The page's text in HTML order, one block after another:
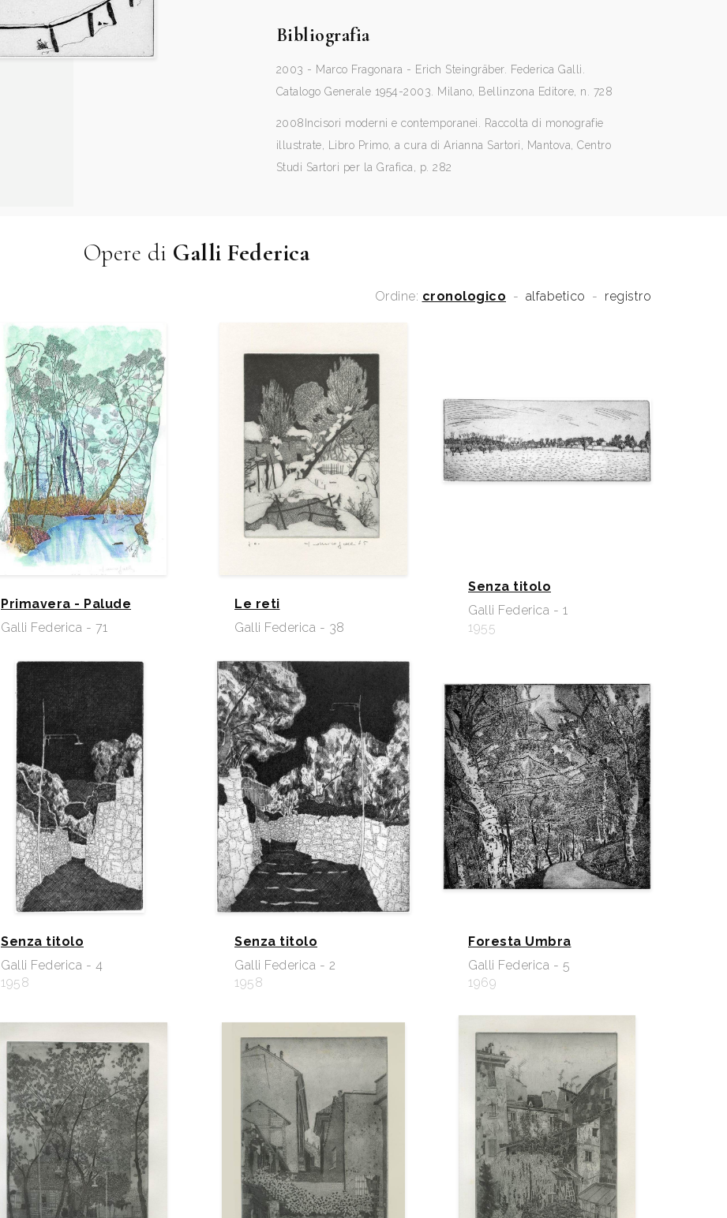
Bibliografia
2003 - Marco Fragonara - Erich Steingräber. Federica Galli.
Catalogo Generale 1954-2003. Milano, Bellinzona Editore, n. 728
2008 Incisori moderni e contemporanei. Raccolta di monografie
illustrate, Libro Primo, a cura di Arianna Sartori, Mantova, Centro
Studi Sartori per la Grafica, p. 282
Opere di Galli Federica
Ordine: cronologico - alfabetico - registro
Primavera - Palude
Galli Federica - 71
Le reti
Galli Federica - 38
Senza titolo
Galli Federica - 1
1955
Senza titolo
Galli Federica - 4
1958
Senza titolo
Galli Federica - 2
1958
Foresta Umbra
Galli Federica - 5
1969